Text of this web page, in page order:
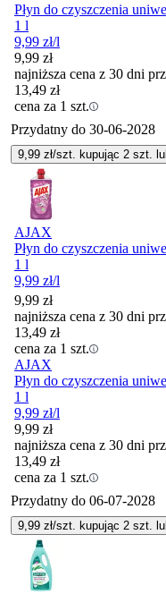
Płyn do czyszczenia
1 l
9,99 zł/l
9,99 zł
najniższa cena z 30 dni
13,49 zł
cena za 1 szt.
Przydatny do 30-06-2028
9,99 zł/szt. kupując 2 szt.
AJAX
Płyn do czyszczenia
1 l
9,99 zł/l
9,99 zł
najniższa cena z 30 dni
13,49 zł
cena za 1 szt.
AJAX
Płyn do czyszczenia
1 l
9,99 zł/l
9,99 zł
najniższa cena z 30 dni
13,49 zł
cena za 1 szt.
Przydatny do 06-07-2028
9,99 zł/szt. kupując 2 szt.